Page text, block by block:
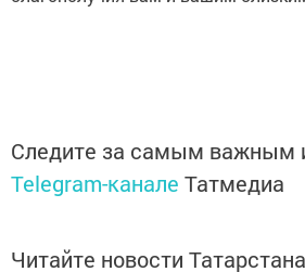
Следите за самым важным
Telegram-канале Татмедиа
Читайте новости